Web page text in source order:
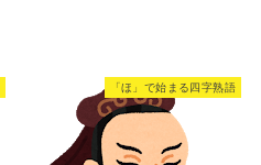
「ほ」で始まる四字熟語